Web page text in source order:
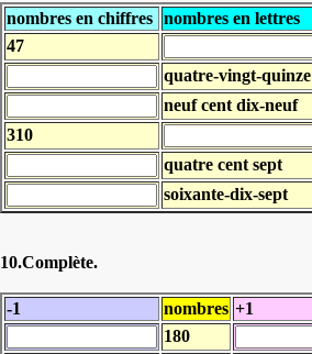
nombres en chiffres nombres en lettres
47
quatre-vingt-quinze
neuf cent dix-neuf
310
quatre cent sept
soixante-dix-sept
10.Complète.
-1 nombres +1
180